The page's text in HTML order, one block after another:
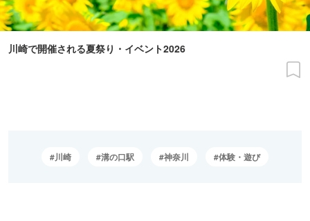
川崎で開催される夏祭り・イベント2026
川崎 溝の口駅 神奈川 体験・遊び